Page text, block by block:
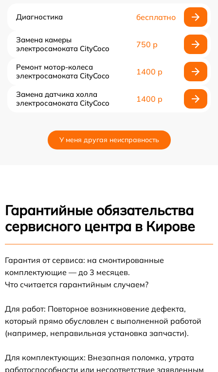
Диагностика бесплатно
Замена камеры
электросамоката CityCoco
750 р
Ремонт мотор-колеса
электросамоката CityCoco
1400 р
Замена датчика холла
электросамоката CityCoco
1400 р
У меня другая неисправность
Гарантийные обязательства
сервисного центра в Кирове
Гарантия от сервиса: на смонтированные
комплектующие — до 3 месяцев.
Что считается гарантийным случаем?
Для работ: Повторное возникновение дефекта,
который прямо обусловлен с выполненной работой
(например, неправильная установка запчасти).
Для комплектующих: Внезапная поломка, утрата
работоспособности или несоответствие заявленным